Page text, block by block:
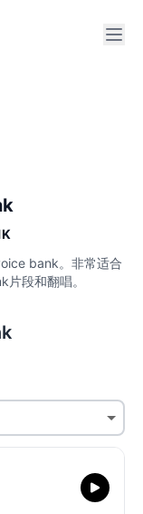
bank。非常适合
段和翻唱。